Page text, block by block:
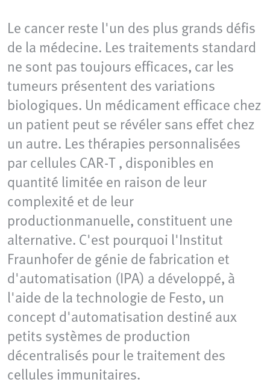
Le cancer reste l'un des plus grands défis
de la médecine. Les traitements standard
ne sont pas toujours efficaces, car les
tumeurs présentent des variations
biologiques. Un médicament efficace chez
un patient peut se révéler sans effet chez
un autre. Les thérapies personnalisées
par cellules CAR-T , disponibles en
quantité limitée en raison de leur
complexité et de leur
productionmanuelle, constituent une
alternative. C'est pourquoi l'Institut
Fraunhofer de génie de fabrication et
d'automatisation (IPA) a développé, à
l'aide de la technologie de Festo, un
concept d'automatisation destiné aux
petits systèmes de production
décentralisés pour le traitement des
cellules immunitaires.